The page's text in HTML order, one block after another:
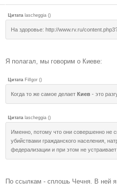
Цитата lascheggia ()
На здоровье: http://www.rv.ru/
Я полагал, мы говорим о Киеве:
Цитата FilIgor ()
Когда то же самое делает Киев - это
Цитата lascheggia ()
Именно, потому что они совершенно не
убийствами гражданского населения,
федерализации и при этом не
По ссылкам - сплошь Чечня. В ней я